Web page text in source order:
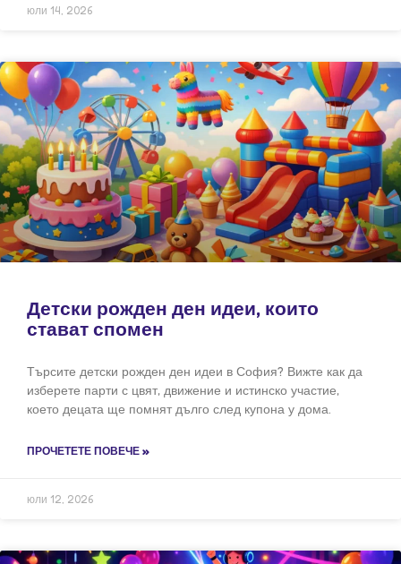
юли 14, 2026
Детски рожден ден идеи, които
стават спомен
Търсите детски рожден ден идеи в София? Вижте как да
изберете парти с цвят, движение и истинско участие,
което децата ще помнят дълго след купона у дома.
ПРОЧЕТЕТЕ ПОВЕЧЕ »
юли 12, 2026